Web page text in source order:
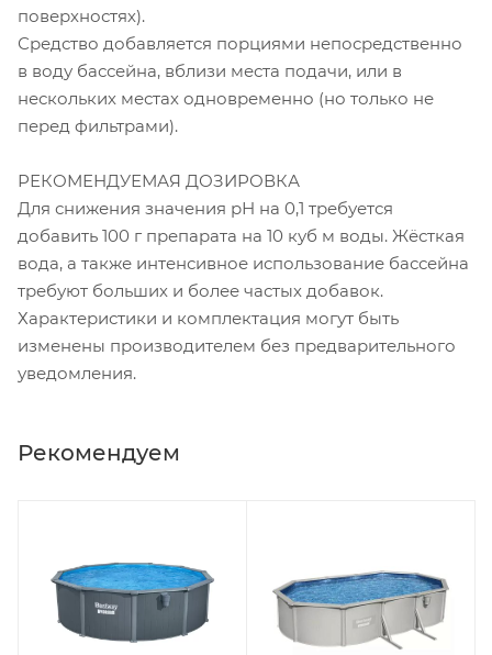
поверхностях).
Средство добавляется порциями непосредственно
в воду бассейна, вблизи места подачи, или в
нескольких местах одновременно (но только не
перед фильтрами).
РЕКОМЕНДУЕМАЯ ДОЗИРОВКА
Для снижения значения рН на 0,1 требуется
добавить 100 г препарата на 10 куб м воды. Жёсткая
вода, а также интенсивное использование бассейна
требуют больших и более частых добавок.
Характеристики и комплектация могут быть
изменены производителем без предварительного
уведомления.
Рекомендуем